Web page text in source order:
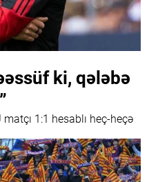
ki, qələbə
1:1 hesablı heç-heçə